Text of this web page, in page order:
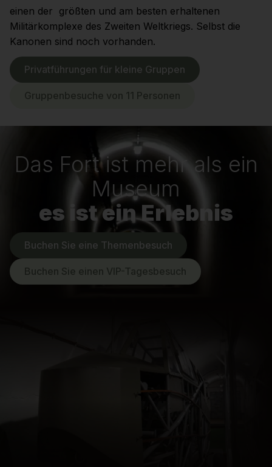
einen der größten und am besten erhaltenen
Militärkomplexe des Zweiten Weltkriegs. Selbst die
Kanonen sind noch vorhanden.
Privatführungen für kleine Gruppen
Gruppenbesuche von 11 Personen
Das Fort ist mehr als ein
Museum
es ist ein Erlebnis
Buchen Sie eine Themenbesuch
Buchen Sie einen VIP-Tagesbesuch